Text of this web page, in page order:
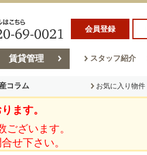
会員登録
賃貸管理 スタッフ紹介
コラム
ム
お気に入り物件
ます。
ざいます。
せ下さい。